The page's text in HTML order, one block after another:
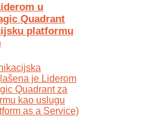
u
Quadrant
platformu
je Liderom
Quadrant za
kao uslugu
as a Service)